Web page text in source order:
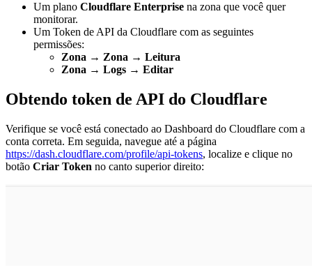
Um plano Cloudflare Enterprise na zona que você quer
monitorar.
Um Token de API da Cloudflare com as seguintes
permissões:
Zona → Zona → Leitura
Zona → Logs → Editar
Obtendo token de API do Cloudflare
Verifique se você está conectado ao Dashboard do Cloudflare com a
conta correta. Em seguida, navegue até a página
https://dash.cloudflare.com/profile/api-tokens, localize e clique no
botão Criar Token no canto superior direito: